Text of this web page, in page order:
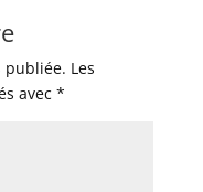
publiée. Les
avec *